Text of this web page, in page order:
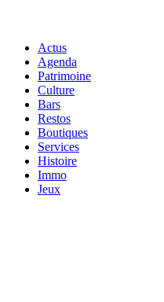
Actus
Agenda
Patrimoine
Culture
Bars
Restos
Boutiques
Services
Histoire
Immo
Jeux